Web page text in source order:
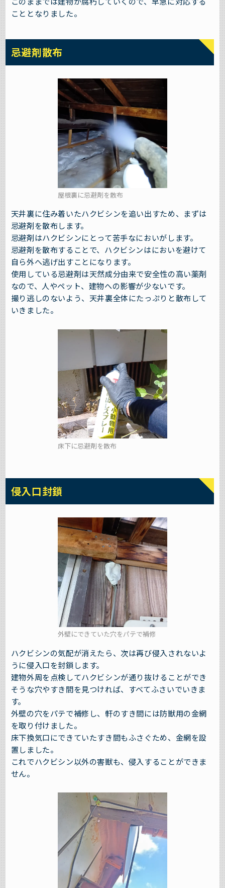
こととなりました。
忌避剤散布
屋根裏に忌避剤を散布
天井裏に住み着いたハクビシンを追い出すため、まずは
忌避剤を散布します。
忌避剤はハクビシンにとって苦手なにおいがします。
忌避剤を散布することで、ハクビシンはにおいを避けて
自ら外へ逃げ出すことになります。
使用している忌避剤は天然成分由来で安全性の高い薬剤
なので、人やペット、建物への影響が少ないです。
撮り逃しのないよう、天井裏全体にたっぷりと散布して
いきました。
床下に忌避剤を散布
侵入口封鎖
外壁にできていた穴をパテで補修
ハクビシンの気配が消えたら、次は再び侵入されないよ
うに侵入口を封鎖します。
建物外周を点検してハクビシンが通り抜けることができ
そうな穴やすき間を見つければ、すべてふさいでいきま
す。
外壁の穴をパテで補修し、軒のすき間には防獣用の金網
を取り付けました。
床下換気口にできていたすき間もふさぐため、金網を設
置しました。
これでハクビシン以外の害獣も、侵入することができま
せん。